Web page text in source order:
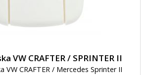
VW CRAFTER / SPRINTER II
VW CRAFTER / Mercedes Sprinter II